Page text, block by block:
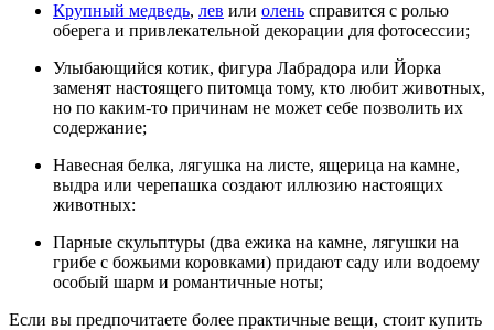
Крупный медведь, лев или олень справится с ролью
оберега и привлекательной декорации для фотосессии;
Улыбающийся котик, фигура Лабрадора или Йорка
заменят настоящего питомца тому, кто любит животных,
но по каким-то причинам не может себе позволить их
содержание;
Навесная белка, лягушка на листе, ящерица на камне,
выдра или черепашка создают иллюзию настоящих
животных:
Парные скульптуры (два ежика на камне, лягушки на
грибе с божьими коровками) придают саду или водоему
особый шарм и романтичные ноты;
Если вы предпочитаете более практичные вещи, стоит купить